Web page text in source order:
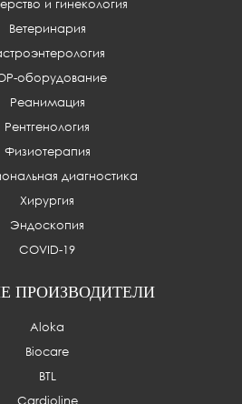
и гинекология
Ветеринария
оборудование
Реанимация
Рентгенология
Физиотерапия
диагностика
Хирургия
Эндоскопия
COVID-19
ПРОИЗВОДИТЕЛИ
Aloka
Biocare
BTL
Cardioline